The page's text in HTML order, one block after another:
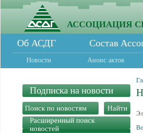
АССОЦИАЦИЯ
Об АСДГ Состав
Новости Анонс актов
Подписка на новости
Расширенный поиск
новостей